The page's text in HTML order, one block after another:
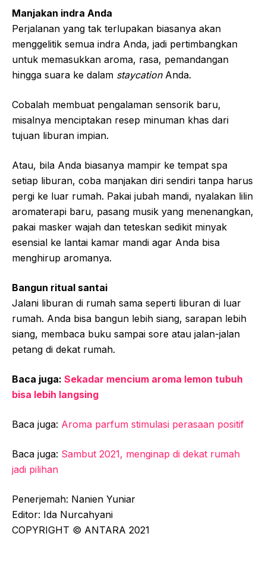
Manjakan indra Anda
Perjalanan yang tak terlupakan biasanya akan
menggelitik semua indra Anda, jadi pertimbangkan
untuk memasukkan aroma, rasa, pemandangan
hingga suara ke dalam staycation Anda.
Cobalah membuat pengalaman sensorik baru,
misalnya menciptakan resep minuman khas dari
tujuan liburan impian.
Atau, bila Anda biasanya mampir ke tempat spa
setiap liburan, coba manjakan diri sendiri tanpa harus
pergi ke luar rumah. Pakai jubah mandi, nyalakan lilin
aromaterapi baru, pasang musik yang menenangkan,
pakai masker wajah dan teteskan sedikit minyak
esensial ke lantai kamar mandi agar Anda bisa
menghirup aromanya.
Bangun ritual santai
Jalani liburan di rumah sama seperti liburan di luar
rumah. Anda bisa bangun lebih siang, sarapan lebih
siang, membaca buku sampai sore atau jalan-jalan
petang di dekat rumah.
Baca juga: Sekadar mencium aroma lemon tubuh
bisa lebih langsing
Baca juga: Aroma parfum stimulasi perasaan positif
Baca juga: Sambut 2021, menginap di dekat rumah
jadi pilihan
Penerjemah: Nanien Yuniar
Editor: Ida Nurcahyani
COPYRIGHT © ANTARA 2021